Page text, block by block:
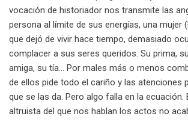
vocación de historiador nos transmite las
persona al límite de sus energías, una mujer
que dejó de vivir hace tiempo, demasiado
complacer a sus seres queridos. Su prima,
amiga, su tía… Por males más o menos
de ellos pide todo el cariño y las atenciones
que se las da. Pero algo falla en la ecuación.
altruista del que nos hablan los actos no